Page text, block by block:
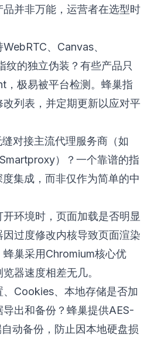
并非万能，运营者在选型时
WebRTC、Canvas、
纹的独立伪装？有些产品只
，极易被平台检测。蜂巢指
列表，并定期更新以应对平
缝对接主流代理服务商（如
）？一个靠谱的指
集成，而非仅作为简单的中
开环境时，页面加载是否明显
过度修改内核导致页面渲染
巢采用Chromium核心优
器速度相差无几。
、Cookies、本地存储是否加
出和备份？蜂巢提供AES-
动备份，防止因本地硬盘损